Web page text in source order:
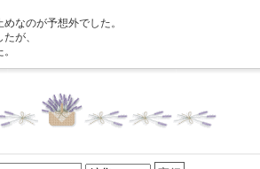
なのが予想外でした。
が、